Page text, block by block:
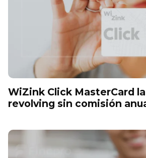
WiZink Click MasterCard
revolving sin comisión